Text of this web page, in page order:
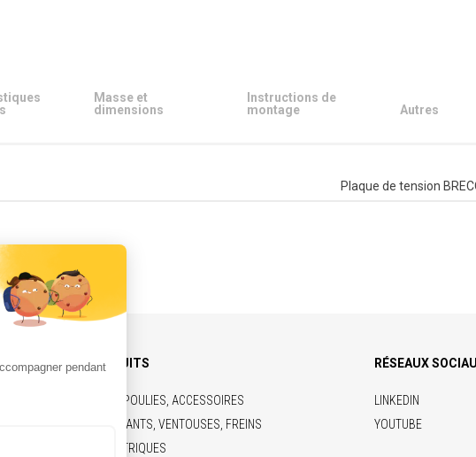
Masse et
dimensions
Instructions de
montage
Autres
Plaque de tension
NOS PRODUITS
COURROIES, POULIES, ACCESSOIRES
ÉLECTRO-AIMANTS, VENTOUSES, FREINS
VÉRINS ÉLECTRIQUES
RÉSEAUX
LINKEDIN
YOUTUBE